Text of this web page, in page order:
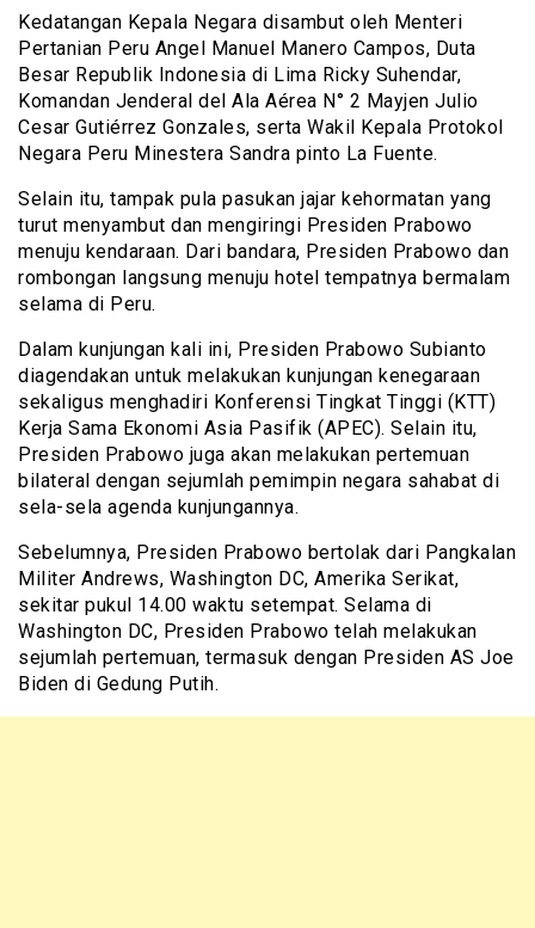
Kedatangan Kepala Negara disambut oleh Menteri
Pertanian Peru Angel Manuel Manero Campos, Duta
Besar Republik Indonesia di Lima Ricky Suhendar,
Komandan Jenderal del Ala Aérea N° 2 Mayjen Julio
Cesar Gutiérrez Gonzales, serta Wakil Kepala Protokol
Negara Peru Minestera Sandra pinto La Fuente.
Selain itu, tampak pula pasukan jajar kehormatan yang
turut menyambut dan mengiringi Presiden Prabowo
menuju kendaraan. Dari bandara, Presiden Prabowo dan
rombongan langsung menuju hotel tempatnya bermalam
selama di Peru.
Dalam kunjungan kali ini, Presiden Prabowo Subianto
diagendakan untuk melakukan kunjungan kenegaraan
sekaligus menghadiri Konferensi Tingkat Tinggi (KTT)
Kerja Sama Ekonomi Asia Pasifik (APEC). Selain itu,
Presiden Prabowo juga akan melakukan pertemuan
bilateral dengan sejumlah pemimpin negara sahabat di
sela-sela agenda kunjungannya.
Sebelumnya, Presiden Prabowo bertolak dari Pangkalan
Militer Andrews, Washington DC, Amerika Serikat,
sekitar pukul 14.00 waktu setempat. Selama di
Washington DC, Presiden Prabowo telah melakukan
sejumlah pertemuan, termasuk dengan Presiden AS Joe
Biden di Gedung Putih.